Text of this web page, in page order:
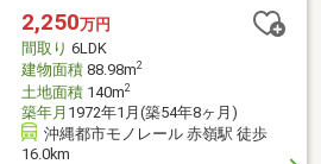
2,250万円
間取り 6LDK
建物面積88.98m2
土地面積140m2
築年月 1972年1月(築54年8ヶ月)
沖縄都市モノレール 赤嶺駅 徒歩
16.0km